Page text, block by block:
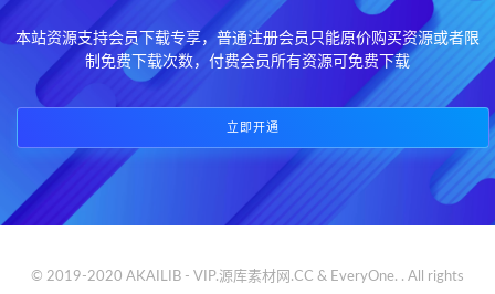
本站资源支持会员下载专享，普通注册会员只能原价购买资源或者限
制免费下载次数，付费会员所有资源可免费下载
立即开通
© 2019-2020 AKAILIB - VIP.源库素材网.CC & EveryOne. . All rights